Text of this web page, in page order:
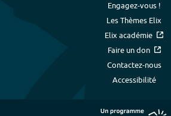
Engagez-vous !
Les Thèmes Elix
Elix académie
Faire un don
Contactez-nous
Accessibilité